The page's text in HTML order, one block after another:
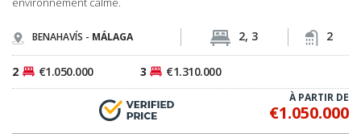
BENAHAVÍS - MÁLAGA 2, 3 2
2 €1.050.000 3 €1.310.000
À PARTIR DE
€1.050.000